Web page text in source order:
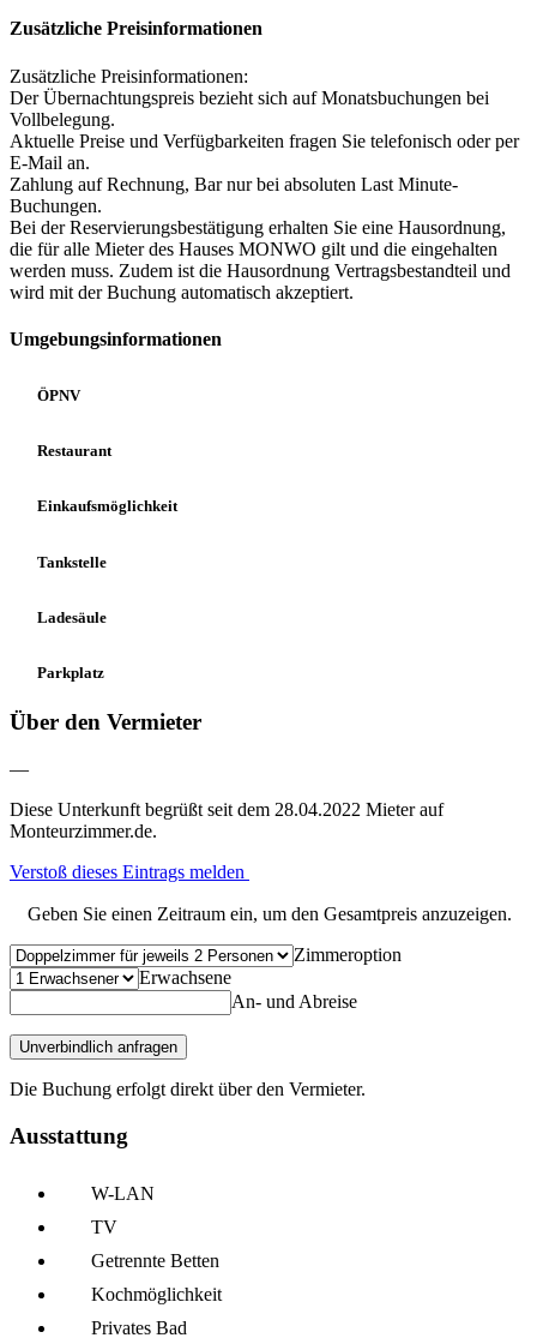
Zusätzliche Preisinformationen
Zusätzliche Preisinformationen:
Der Übernachtungspreis bezieht sich auf Monatsbuchungen bei
Vollbelegung.
Aktuelle Preise und Verfügbarkeiten fragen Sie telefonisch oder per
E-Mail an.
Zahlung auf Rechnung, Bar nur bei absoluten Last Minute-
Buchungen.
Bei der Reservierungsbestätigung erhalten Sie eine Hausordnung,
die für alle Mieter des Hauses MONWO gilt und die eingehalten
werden muss. Zudem ist die Hausordnung Vertragsbestandteil und
wird mit der Buchung automatisch akzeptiert.
Umgebungsinformationen
ÖPNV
Restaurant
Einkaufsmöglichkeit
Tankstelle
Ladesäule
Parkplatz
Über den Vermieter
—
Diese Unterkunft begrüßt seit dem 28.04.2022 Mieter auf
Monteurzimmer.de.
Verstoß dieses Eintrags melden
Geben Sie einen Zeitraum ein, um den Gesamtpreis anzuzeigen.
Zimmeroption
Erwachsene
An- und Abreise
Unverbindlich anfragen
Die Buchung erfolgt direkt über den Vermieter.
Ausstattung
W-LAN
TV
Getrennte Betten
Kochmöglich­keit
Privates Bad